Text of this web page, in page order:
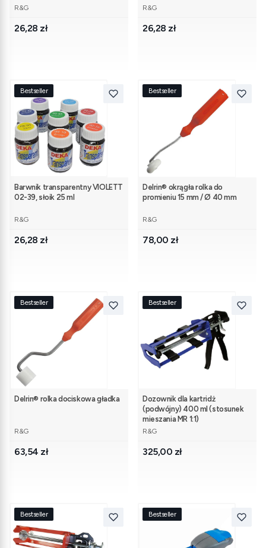
PRODUCENT
R&G
Cena
26,28 zł
PRODUCENT
R&G
Cena
26,28 zł
Bestseller
Barwnik transparentny VIOLETT
02-39, słoik 25 ml
PRODUCENT
R&G
Cena
26,28 zł
Bestseller
Delrin® okrągła rolka do
promieniu 15 mm / Ø 40 mm
PRODUCENT
R&G
Cena
78,00 zł
Bestseller
Delrin® rolka dociskowa gładka
PRODUCENT
R&G
Cena
63,54 zł
Bestseller
Dozownik dla kartridż
(podwójny) 400 ml (stosunek
mieszania MR 1:1)
PRODUCENT
R&G
Cena
325,00 zł
Bestseller Bestseller